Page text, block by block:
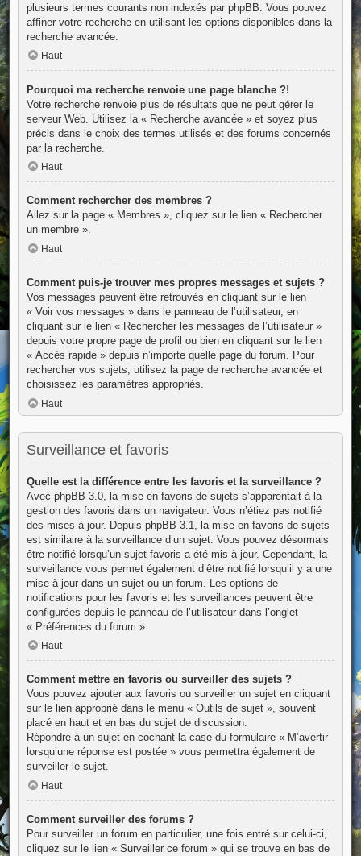
plusieurs termes courants non indexés par phpBB. Vous pouvez
affiner votre recherche en utilisant les options disponibles dans la
recherche avancée.
Haut
Pourquoi ma recherche renvoie une page blanche ?!
Votre recherche renvoie plus de résultats que ne peut gérer le
serveur Web. Utilisez la « Recherche avancée » et soyez plus
précis dans le choix des termes utilisés et des forums concernés
par la recherche.
Haut
Comment rechercher des membres ?
Allez sur la page « Membres », cliquez sur le lien « Rechercher
un membre ».
Haut
Comment puis-je trouver mes propres messages et sujets ?
Vos messages peuvent être retrouvés en cliquant sur le lien
« Voir vos messages » dans le panneau de l’utilisateur, en
cliquant sur le lien « Rechercher les messages de l’utilisateur »
depuis votre propre page de profil ou bien en cliquant sur le lien
« Accès rapide » depuis n’importe quelle page du forum. Pour
rechercher vos sujets, utilisez la page de recherche avancée et
choisissez les paramètres appropriés.
Haut
Surveillance et favoris
Quelle est la différence entre les favoris et la surveillance ?
Avec phpBB 3.0, la mise en favoris de sujets s’apparentait à la
gestion des favoris dans un navigateur. Vous n’étiez pas notifié
des mises à jour. Depuis phpBB 3.1, la mise en favoris de sujets
est similaire à la surveillance d’un sujet. Vous pouvez désormais
être notifié lorsqu’un sujet favoris a été mis à jour. Cependant, la
surveillance vous permet également d’être notifié lorsqu’il y a une
mise à jour dans un sujet ou un forum. Les options de
notifications pour les favoris et les surveillances peuvent être
configurées depuis le panneau de l’utilisateur dans l’onglet
« Préférences du forum ».
Haut
Comment mettre en favoris ou surveiller des sujets ?
Vous pouvez ajouter aux favoris ou surveiller un sujet en cliquant
sur le lien approprié dans le menu « Outils de sujet », souvent
placé en haut et en bas du sujet de discussion.
Répondre à un sujet en cochant la case du formulaire « M’avertir
lorsqu’une réponse est postée » vous permettra également de
surveiller le sujet.
Haut
Comment surveiller des forums ?
Pour surveiller un forum en particulier, une fois entré sur celui-ci,
cliquez sur le lien « Surveiller ce forum » qui se trouve en bas de